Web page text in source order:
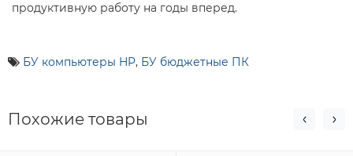
продуктивную работу на годы вперед.
БУ компьютеры HP, БУ бюджетные ПК
Похожие товары